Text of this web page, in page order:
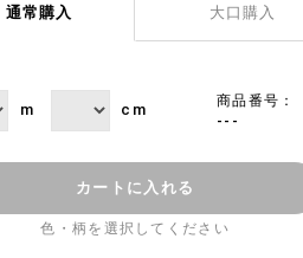
通常購入 大口購入
m cm
商品番号：
---
カートに入れる
色・柄を選択してください